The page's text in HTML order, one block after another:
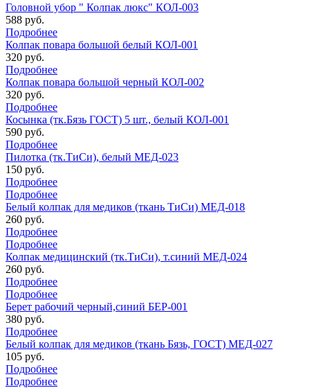
Головной убор " Колпак люкс" КОЛ-003
588 руб.
Подробнее
Колпак повара большой белый КОЛ-001
320 руб.
Подробнее
Колпак повара большой черный КОЛ-002
320 руб.
Подробнее
Косынка (тк.Бязь ГОСТ) 5 шт., белый КОЛ-001
590 руб.
Подробнее
Пилотка (тк.ТиСи), белый МЕД-023
150 руб.
Подробнее
Подробнее
Белый колпак для медиков (ткань ТиСи) МЕД-018
260 руб.
Подробнее
Подробнее
Колпак медицинский (тк.ТиСи), т.синий МЕД-024
260 руб.
Подробнее
Подробнее
Берет рабочий черный,синий БЕР-001
380 руб.
Подробнее
Белый колпак для медиков (ткань Бязь, ГОСТ) МЕД-027
105 руб.
Подробнее
Подробнее